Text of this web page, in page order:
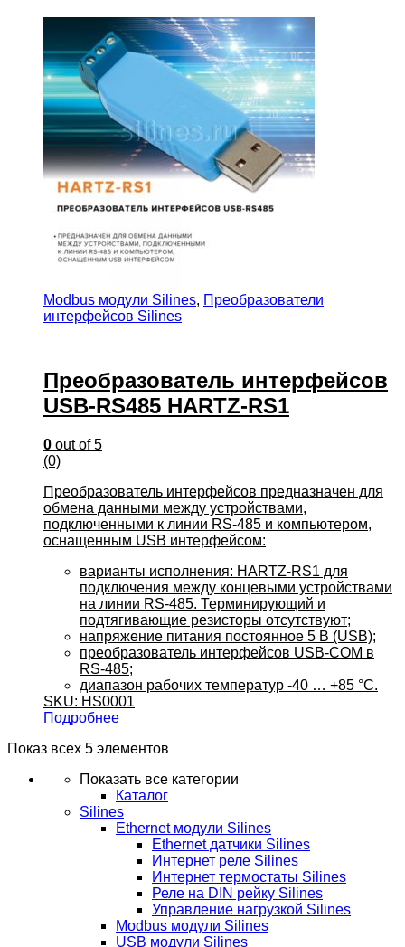
Modbus модули Silines, Преобразователи
интерфейсов Silines
Преобразователь интерфейсов
USB-RS485 HARTZ-RS1
0 out of 5
(0)
Преобразователь интерфейсов предназначен для
обмена данными между устройствами,
подключенными к линии RS-485 и компьютером,
оснащенным USB интерфейсом:
варианты исполнения: HARTZ-RS1 для
подключения между концевыми устройствами
на линии RS-485. Терминирующий и
подтягивающие резисторы отсутствуют;
напряжение питания постоянное 5 В (USB);
преобразователь интерфейсов USB-COM в
RS-485;
диапазон рабочих температур -40 … +85 °C.
SKU: HS0001
Подробнее
Показ всех 5 элементов
Показать все категории
Каталог
Silines
Ethernet модули Silines
Ethernet датчики Silines
Интернет реле Silines
Интернет термостаты Silines
Реле на DIN рейку Silines
Управление нагрузкой Silines
Modbus модули Silines
USB модули Silines